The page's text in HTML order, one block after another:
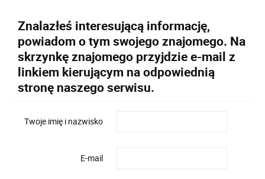
Znalazłeś interesującą informację,
powiadom o tym swojego znajomego. Na
skrzynkę znajomego przyjdzie e-mail z
linkiem kierującym na odpowiednią
stronę naszego serwisu.
Twoje imię i nazwisko
E-mail